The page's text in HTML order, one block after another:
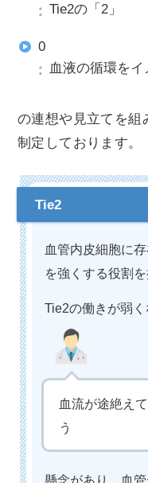
Tie2の「2」
0
血液の循環をイ
の連想や見立てを組
制定しております。
血管内皮細胞に
を強くする役割
Tie2の働きが弱く
血流が途絶え
う
懸念があり、血